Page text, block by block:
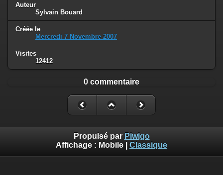
Auteur
Sylvain Bouard
Créée le
Mercredi 7 Novembre 2007
Visites
12412
0 commentaire
Propulsé par Piwigo
Affichage : Mobile Classique